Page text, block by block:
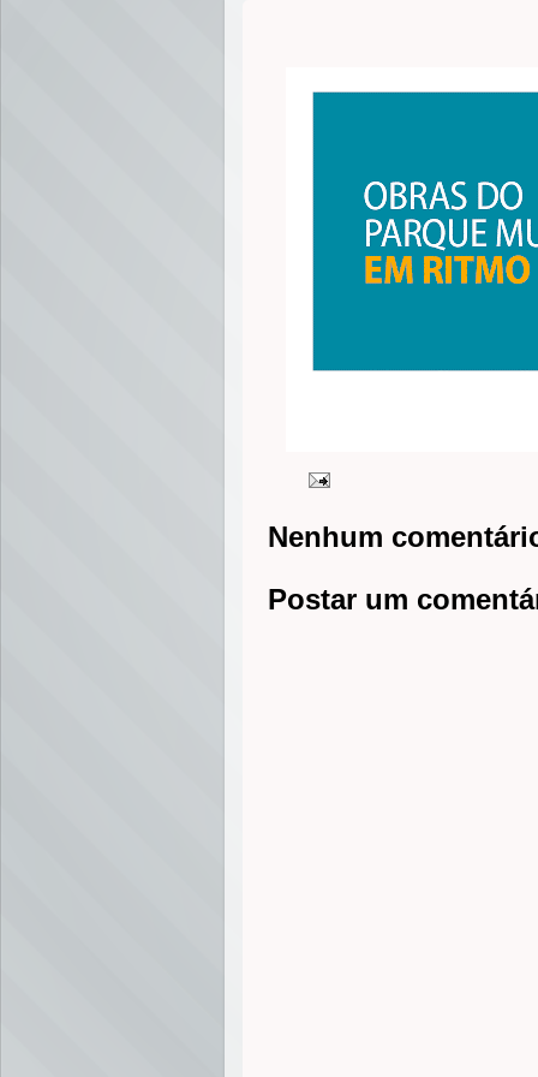
Nenhum
Postar um